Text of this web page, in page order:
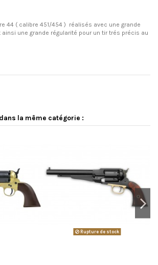
44 ( calibre 451/454 ) réalisés avec une grande
une grande régularité pour un tir trés précis au
la même catégorie :
Rupture de stock